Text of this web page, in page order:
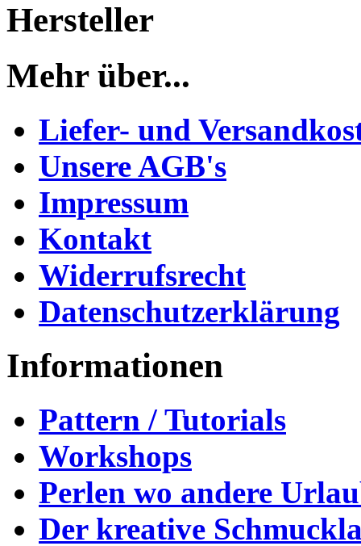
Hersteller
Mehr über...
Liefer- und
Unsere AGB's
Impressum
Kontakt
Widerrufsrecht
Datenschutzerklärung
Informationen
Pattern / Tutorials
Workshops
Perlen wo andere
Der kreative